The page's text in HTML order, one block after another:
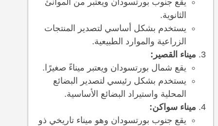
يقع جنوب بورتسودان ويعتبر من الموانئ
الثانوية.
يستخدم بشكل أساسي لتصدير المنتجات
الزراعية والموارد الطبيعية.
ميناء القصير:
يقع شمال بورتسودان ويعتبر ميناءً صغيرًا.
يستخدم بشكل رئيسي لتصدير البضائع
المحلية واستيراد البضائع الأساسية.
ميناء سواكن:
يقع جنوب بورتسودان وهو ميناء تاريخي ذو